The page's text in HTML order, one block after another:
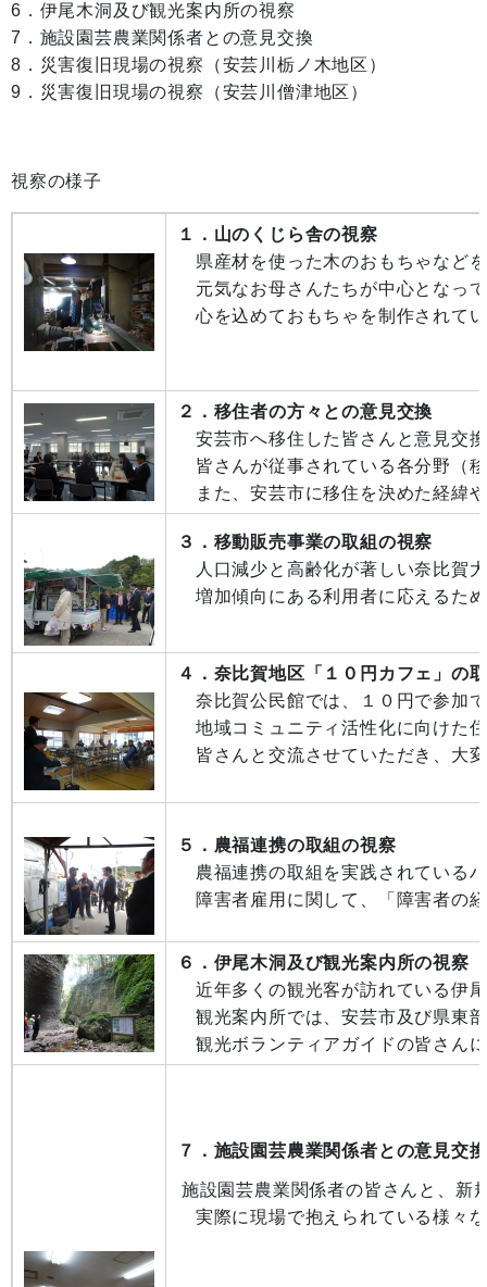
6．伊尾木洞及び観光案内所の視察
7．施設園芸農業関係者との意見交換
8．災害復旧現場の視察（安芸川栃ノ木地区）
9． 災害復旧現場の視察（安芸川僧津地区）
視察の様子
１．山のくじら舎の視察
県産材を使った木のおもちゃなど
元気なお母さんたちが中心となっ
心を込めておもちゃを制作されて
２．移住者の方々との意見交換
安芸市へ移住した皆さんと意見交
皆さんが従事されている各分野（
また、安芸市に移住を決めた経緯
３．移動販売事業の取組の視察
人口減少と高齢化が著しい奈比賀
増加傾向にある利用者に応えるた
４．奈比賀地区「１０円カフェ」の
奈比賀公民館では、１０円で参加
地域コミュニティ活性化に向けた
皆さんと交流させていただき、大
５．農福連携の取組の視察
農福連携の取組を実践されている
障害者雇用に関して、「障害者の
６．伊尾木洞及び観光案内所の視察
近年多くの観光客が訪れている伊
観光案内所では、安芸市及び県東
観光ボランティアガイドの皆さん
７．施設園芸農業関係者との意見交換
施設園芸農業関係者の皆さんと、新
実際に現場で抱えられている様々